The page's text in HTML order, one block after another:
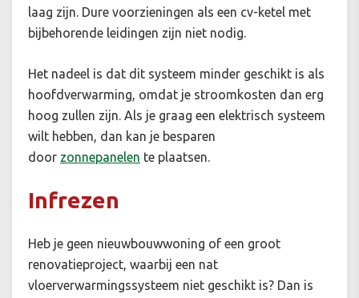
laag zijn. Dure voorzieningen als een cv-ketel met
bijbehorende leidingen zijn niet nodig.
Het nadeel is dat dit systeem minder geschikt is als
hoofdverwarming, omdat je stroomkosten dan erg
hoog zullen zijn. Als je graag een elektrisch systeem
wilt hebben, dan kan je besparen
door zonnepanelen te plaatsen.
Infrezen
Heb je geen nieuwbouwwoning of een groot
renovatieproject, waarbij een nat
vloerverwarmingssysteem niet geschikt is? Dan is